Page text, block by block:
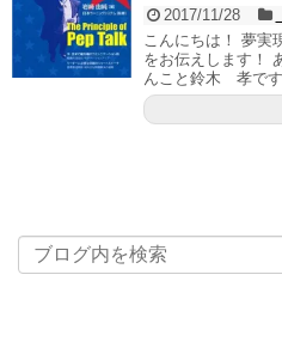
2017/11/28
こんにちは！ 夢実
をお伝えします！
んこと鈴木 孝で